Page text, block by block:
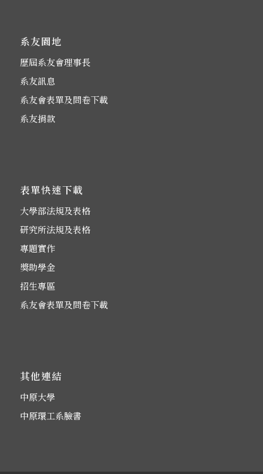
系友園地
歷屆系友會理事長
系友訊息
系友會表單及問卷下載
系友捐款
表單快速下載
大學部法規及表格
研究所法規及表格
專題實作
獎助學金
招生專區
系友會表單及問卷下載
其他連結
中原大學
中原環工系臉書